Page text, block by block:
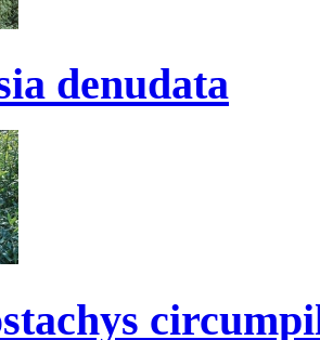
denudata